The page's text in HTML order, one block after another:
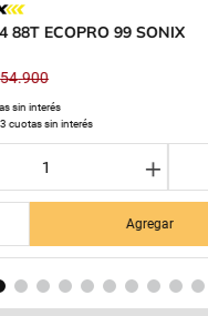
88T ECOPRO 99 SONIX
54.900
sin interés
3 cuotas sin interés
＋
Agregar